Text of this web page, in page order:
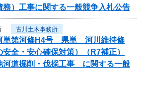
）工事に関する一般競争入札公告
古川土木事務所
単第河修H4号 県単 河川維持修
全・安心確保対策）（R7補正）
河道掘削・伐採工事 に関する一般